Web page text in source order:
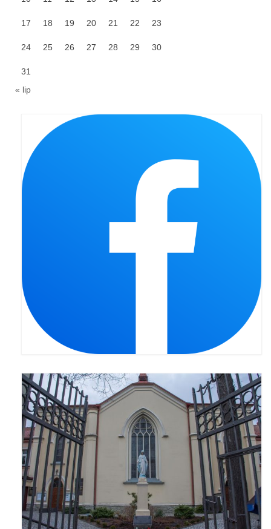
Bierzmowanie 24.10.2022r.
Odpust 2022
Pierwsza Komunia Św. – Gr 2
Kościół Stacyjny Wielkiego Postu 2021
Boże Ciało
Galerie 2020
Uroczystość Św. Jakuba Apostoła 2020
Wizytacja Kanoniczna 21.06.2020
Boże Ciało 2020
GODZINA ŚWIĘTA W ŚWIĘTO
MIŁOSIERDZIA BOŻEGO
Opłatek Wspólnot Parafialnych
17 18 19 20 21 22 23
24 25 26 27 28 29 30
31
« lip